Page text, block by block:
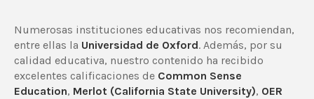
Numerosas instituciones educativas nos recomiendan,
entre ellas la Universidad de Oxford. Además, por su
calidad educativa, nuestro contenido ha recibido
excelentes calificaciones de Common Sense
Education, Merlot (California State University), OER